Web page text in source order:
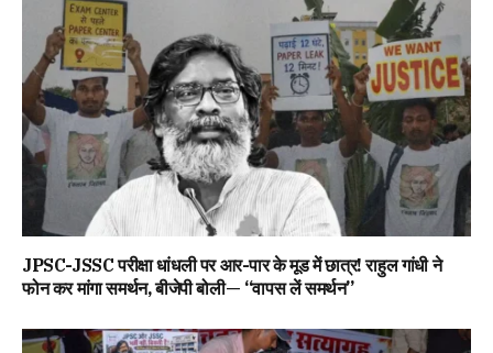
JPSC-JSSC परीक्षा धांधली पर आर-पार के मूड में छात्र! राहुल गांधी ने
फोन कर मांगा समर्थन, बीजेपी बोली— “वापस लें समर्थन”